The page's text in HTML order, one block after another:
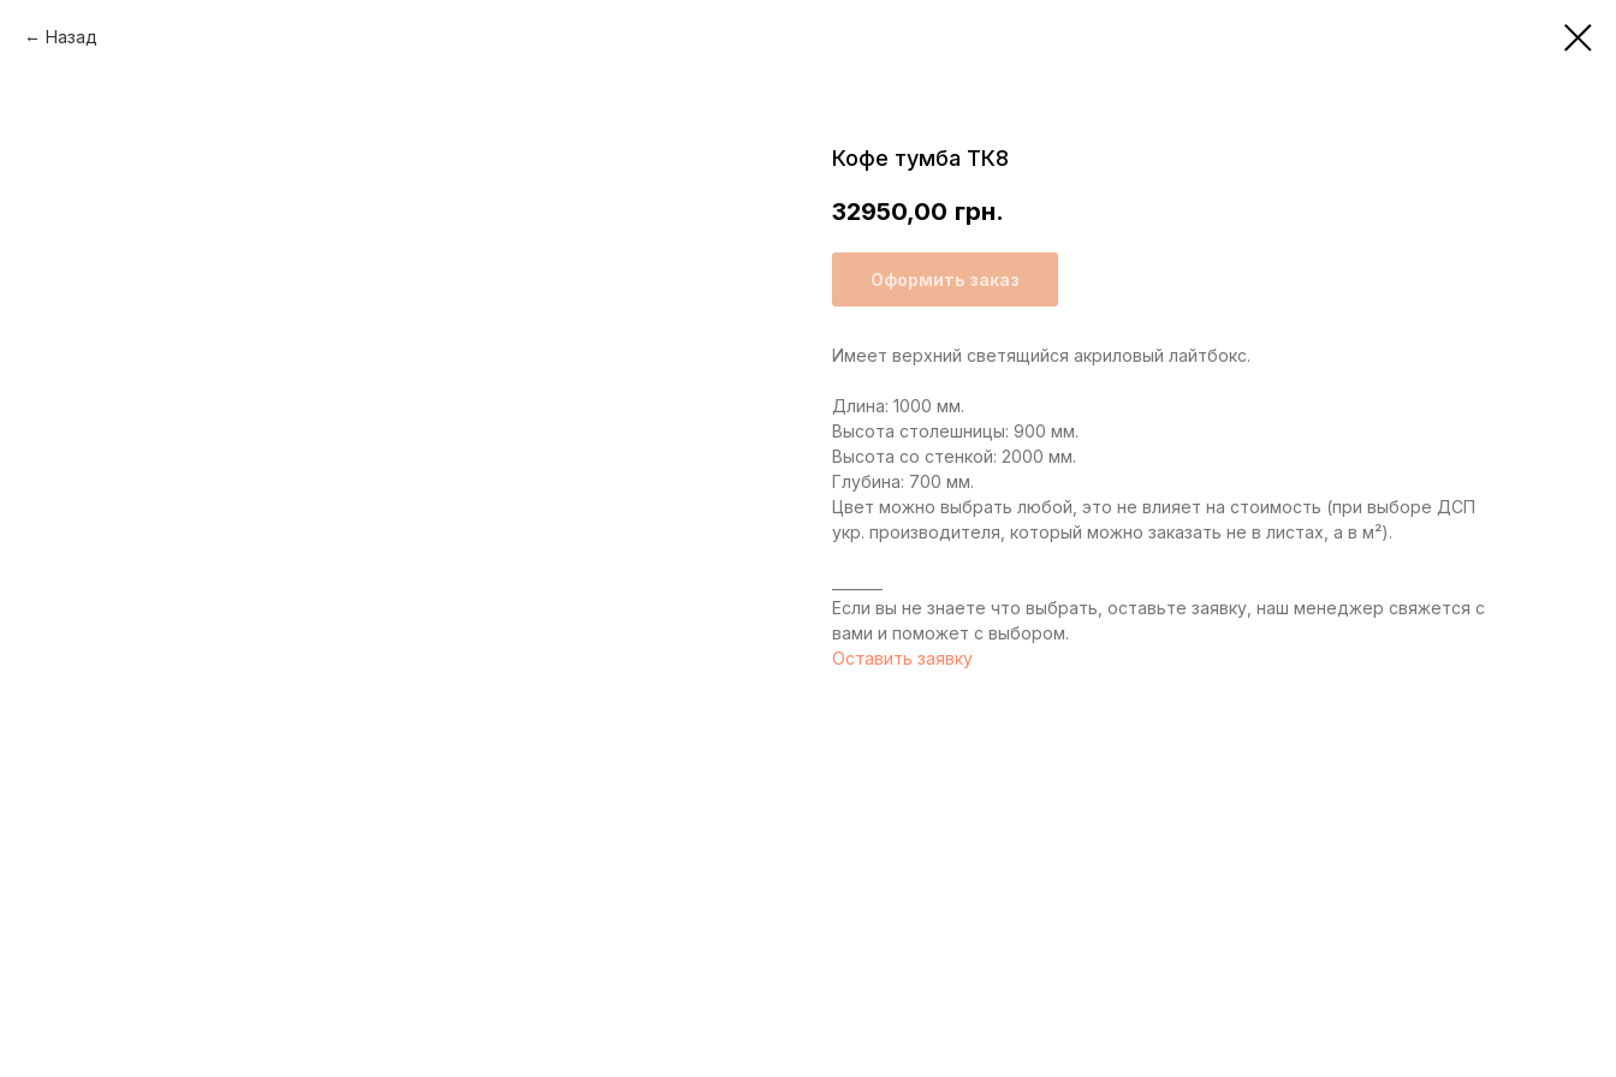
Назад
Кофе тумба ТК8
32950,00 грн.
Оформить заказ
Имеет верхний светящийся акриловый лайтбокс.
Длина: 1000 мм.
Высота столешницы: 900 мм.
Высота со стенкой: 2000 мм.
Глубина: 700 мм.
Цвет можно выбрать любой, это не влияет на стоимость (при выборе ДСП
укр. производителя, который можно заказать не в листах, а в м²).
Если вы не знаете что выбрать, оставьте заявку, наш менеджер свяжется с
вами и поможет с выбором.
Оставить заявку